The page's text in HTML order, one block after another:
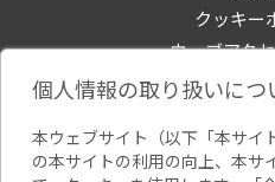
クッキー
ウェブアク
関連
個人情報の取り扱いにつ
本ウェブサイト（以下「本サイ
の本サイトの利用の向上、本サ